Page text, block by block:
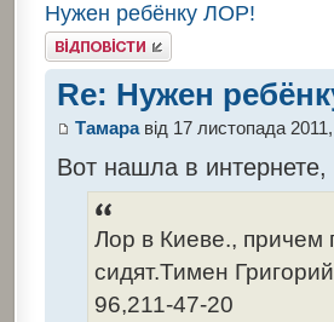
Нужен ребёнку ЛОР!
Відповісти
Re: Нужен
Тамаравід 17 листопада
Вот нашла в интернете,
Лор в Киеве., причем
сидят.Тимен
96,211-47-20